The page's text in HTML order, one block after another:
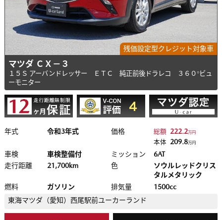
残価設定型クレジット対象車
マツダ ＣＸ－３
１５Ｓ アーバンドレッサー ＥＴＣ 純正前後ドラレコ ３６０°ビュ
ーモニター
年式 令和3年式 価格 総額 222.2万円
本体 209.8 万円
車検 車検整備付 ミッション
6AT
走行距離
21,700km 色
ソウルレッドクリス
タルメタリック
燃料
ガソリン 排気量
1500cc
東海マツダ（愛知） 西尾駅前ユーカーランド